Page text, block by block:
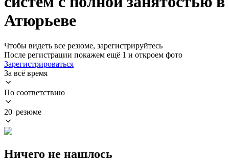
Атюрьеве
Чтобы видеть все резюме, зарегистрируйтесь
После регистрации покажем ещё 1 и откроем фото
Зарегистрироваться
За всё время
По соответствию
20 резюме
Ничего не нашлось